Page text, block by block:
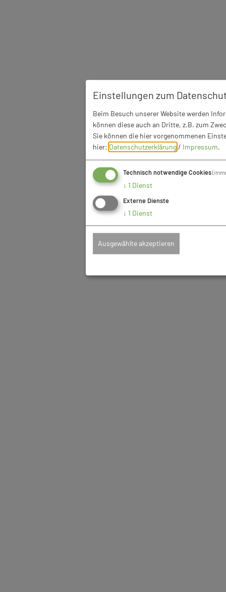
Einstellungen zum
Beim Besuch unserer Website werden
können diese auch an Dritte, z.B. zum
Sie können die hier vorgenommenen
hier: Datenschutzerklärung / Impressum.
Technisch notwendige Cookies
↓ 1 Dienst
Externe Dienste
↓ 1 Dienst
Ausgewählte akzeptieren